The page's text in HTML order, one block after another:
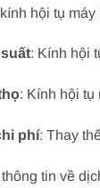
hội tụ
: Kính hội
: Kính hội tụ
phí: Thay
tin về